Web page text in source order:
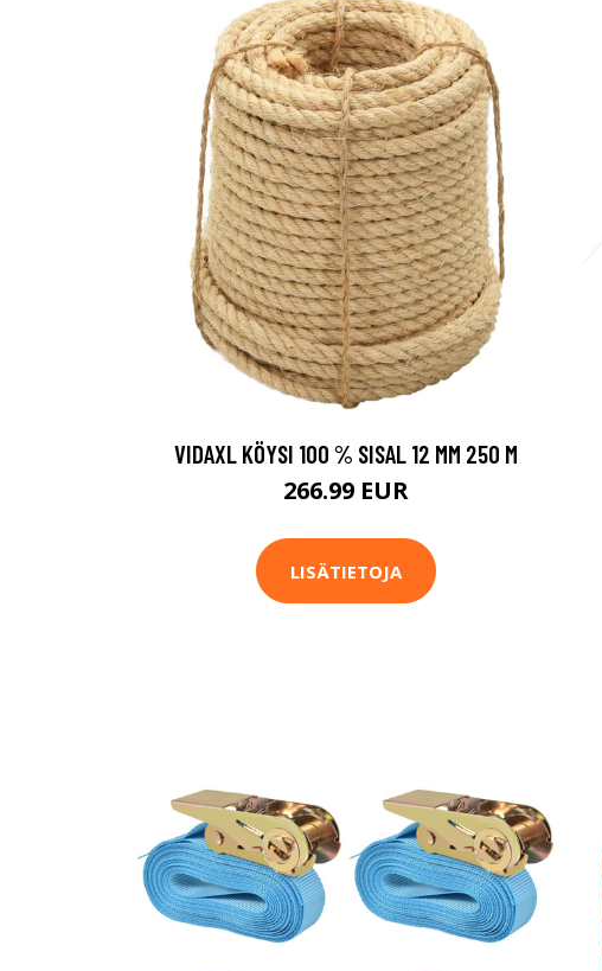
VIDAXL KÖYSI 100 % SISAL 12 MM 250 M
266.99 EUR
LISÄTIETOJA